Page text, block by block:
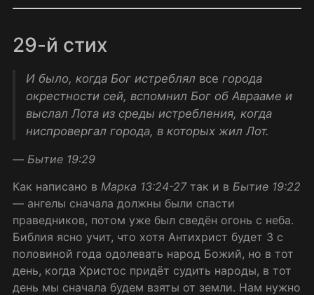
29-й стих
И было, когда Бог истреблял все города
окрестности сей, вспомнил Бог об Аврааме и
выслал Лота из среды истребления, когда
ниспровергал города, в которых жил Лот.
— Бытие 19:29
Как написано в Марка 13:24-27так и в Бытие 19:22
— ангелы сначала должны были спасти
праведников, потом уже был сведён огонь с неба.
Библия ясно учит, что хотя Антихрист будет 3 с
половиной года одолевать народ Божий, но в тот
день, когда Христос придёт судить народы, в тот
день мы сначала будем взяты от земли. Нам нужно